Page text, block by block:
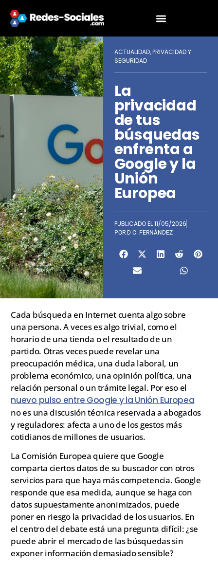
ACTUALIDAD, PRIVACIDAD Y
SEGURIDAD
La
privacidad
de tus
búsquedas
enfrenta a
Google y la
Unión
Europea
PUBLICADO EL11/05/2026
POR D C. FERNÁNDEZ
Cada búsqueda en Internet cuenta algo sobre
una persona. A veces es algo trivial, como el
horario de una tienda o el resultado de un
partido. Otras veces puede revelar una
preocupación médica, una duda laboral, un
problema económico, una opinión política, una
relación personal o un trámite legal. Por eso el
nuevo pulso entre Google y la Unión Europea
no es una discusión técnica reservada a abogados
y reguladores: afecta a uno de los gestos más
cotidianos de millones de usuarios.
La Comisión Europea quiere que Google
comparta ciertos datos de su buscador con otros
servicios para que haya más competencia. Google
responde que esa medida, aunque se haga con
datos supuestamente anonimizados, puede
poner en riesgo la privacidad de los usuarios. En
el centro del debate está una pregunta difícil: ¿se
puede abrir el mercado de las búsquedas sin
exponer información demasiado sensible?